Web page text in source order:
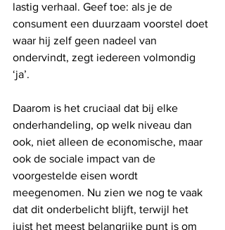
lastig verhaal. Geef toe: als je de
consument een duurzaam voorstel doet
waar hij zelf geen nadeel van
ondervindt, zegt iedereen volmondig
‘ja’.
Daarom is het cruciaal dat bij elke
onderhandeling, op welk niveau dan
ook, niet alleen de economische, maar
ook de sociale impact van de
voorgestelde eisen wordt
meegenomen. Nu zien we nog te vaak
dat dit onderbelicht blijft, terwijl het
juist het meest belangrijke punt is om